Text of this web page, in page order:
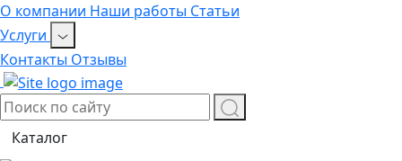
О компании Наши работы Статьи
Услуги
Контакты Отзывы
Каталог